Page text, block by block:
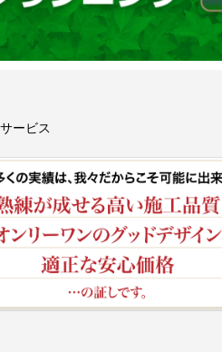
ービス